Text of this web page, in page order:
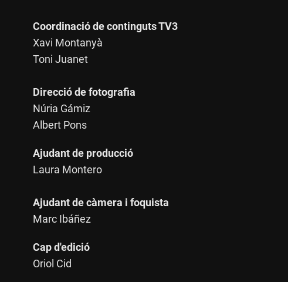
Coordinació de continguts TV3
Xavi Montanyà
Toni Juanet
Direcció de fotografia
Núria Gámiz
Albert Pons
Ajudant de producció
Laura Montero
Ajudant de càmera i foquista
Marc Ibáñez
Cap d'edició
Oriol Cid